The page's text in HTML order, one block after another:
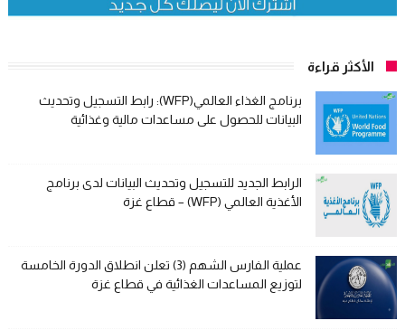
الأكثر قراءة
برنامج الغذاء العالمي(WFP): رابط التسجيل وتحديث
البيانات للحصول على مساعدات مالية وغذائية
الرابط الجديد للتسجيل وتحديث البيانات لدى برنامج
الأغذية العالمي (WFP) – قطاع غزة
عملية الفارس الشهم (3) تعلن انطلاق الدورة الخامسة
لتوزيع المساعدات الغذائية في قطاع غزة